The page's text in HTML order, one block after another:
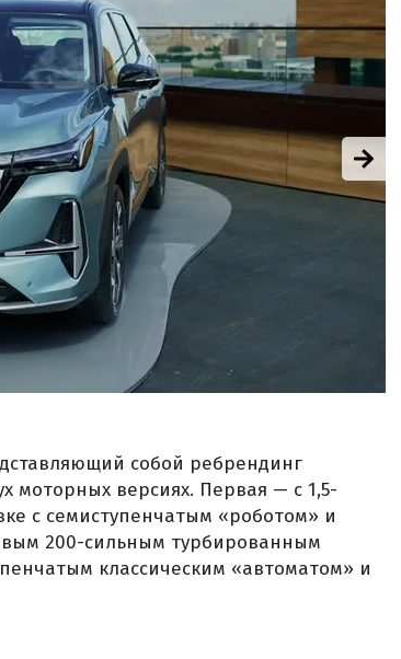
собой ребрендинг
моторных версиях. Первая — с 1,5-
с семиступенчатым «роботом» и
200-сильным турбированным
классическим «автоматом» и